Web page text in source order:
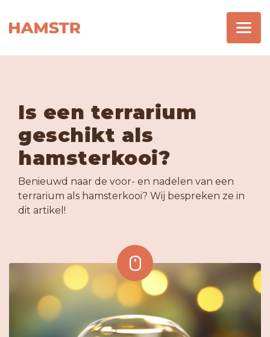
Is een terrarium
geschikt als
hamsterkooi?
Benieuwd naar de voor- en nadelen van een
terrarium als hamsterkooi? Wij bespreken ze in
dit artikel!